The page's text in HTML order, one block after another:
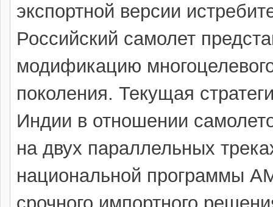
экспортной версии
Российский самолет
модификацию
поколения. Текущая
Индии в отношении
на двух параллельных
национальной программы
срочного импортного